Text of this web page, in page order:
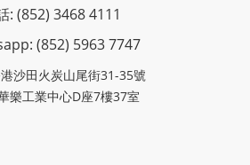
: (852) 3468 4111
(852) 5963 7747
沙田火炭山尾街31-35號
業中心D座7樓37室